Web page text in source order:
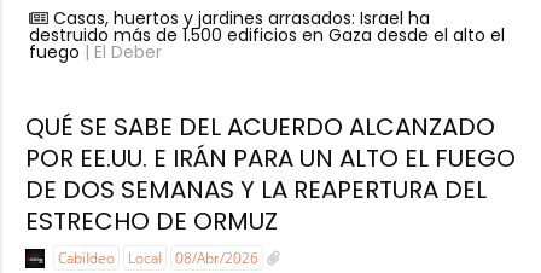
Casas, huertos y jardines arrasados: Israel ha
destruido más de 1.500 edificios en Gaza desde el alto el
fuego | El Deber
QUÉ SE SABE DEL ACUERDO ALCANZADO
POR EE.UU. E IRÁN PARA UN ALTO EL FUEGO
DE DOS SEMANAS Y LA REAPERTURA DEL
ESTRECHO DE ORMUZ
Cabildeo Local 08/Abr/2026